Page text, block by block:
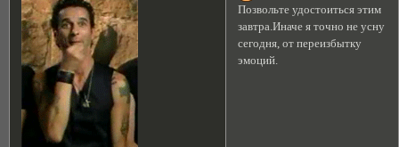
Позвольте удостоиться этим
завтра.Иначе я точно не усну
сегодня, от переизбытку
эмоций.